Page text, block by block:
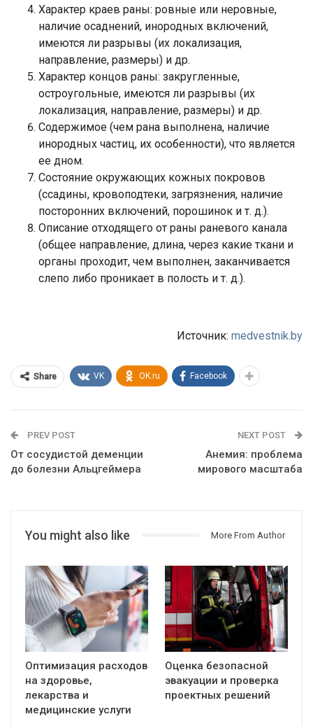
Характер краев раны: ровные или неровные,
наличие осаднений, инородных включений,
имеются ли разрывы (их локализация,
направление, размеры) и др.
Характер концов раны: закругленные,
остроугольные, имеются ли разрывы (их
локализация, направление, размеры) и др.
Содержимое (чем рана выполнена, наличие
инородных частиц, их особенности), что является
ее дном.
Состояние окружающих кожных покровов
(ссадины, кровоподтеки, загрязнения, наличие
посторонних включений, порошинок и т. д.).
Описание отходящего от раны раневого канала
(общее направление, длина, через какие ткани и
органы проходит, чем выполнен, заканчивается
слепо либо проникает в полость и т. д.).
Источник: medvestnik.by
Share VK OK.ru Facebook
PREV POST
От сосудистой деменции
до болезни Альцгеймера
NEXT POST
Анемия: проблема
мирового масштаба
You might also like More From Author
Оптимизация расходов
на здоровье,
лекарства и
медицинские услуги
Оценка безопасной
эвакуации и проверка
проектных решений